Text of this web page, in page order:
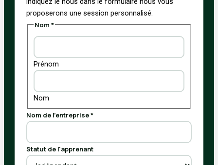
proposerons une session personnalisé.
Nom*
Prénom
Nom
Nom de l'entreprise*
Statut de l'apprenant